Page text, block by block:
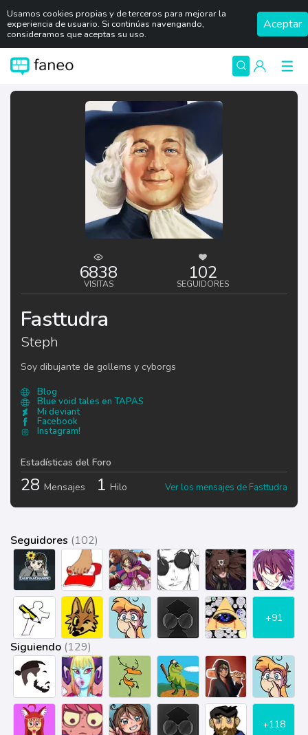
Usamos cookies propias y de terceros para mejorar la
experiencia de usuario. Si continúas navengando,
consideramos que aceptas su uso.
Aceptar
6838
VISITAS
102
SEGUIDORES
Fasttudra
Steph
Soy dibujante de gollems y cyborgs
Blog
Blue void tales en TAPAS
Mi deviant
Facebook
Instagram!
Estadísticas del Foro
28 Mensajes 1 Hilo Ver los mensajes de Fasttudra
Seguidores (102)
+91
Siguiendo (129)
+118